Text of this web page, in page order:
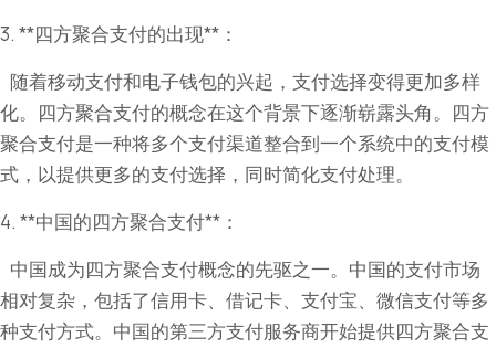
3. **四方聚合支付的出现**：
随着移动支付和电子钱包的兴起，支付选择变得更加多样
化。四方聚合支付的概念在这个背景下逐渐崭露头角。四方
聚合支付是一种将多个支付渠道整合到一个系统中的支付模
式，以提供更多的支付选择，同时简化支付处理。
4. **中国的四方聚合支付**：
中国成为四方聚合支付概念的先驱之一。中国的支付市场
相对复杂，包括了信用卡、借记卡、支付宝、微信支付等多
种支付方式。中国的第三方支付服务商开始提供四方聚合支